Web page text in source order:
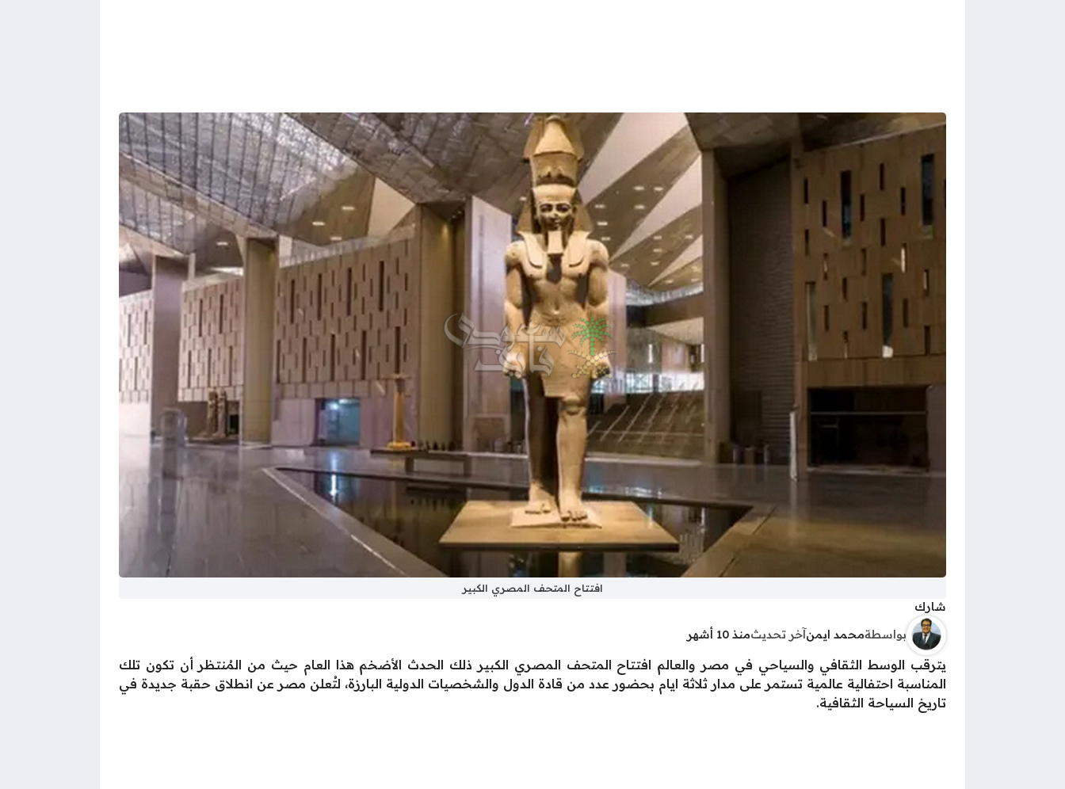
افتتاح المتحف المصري الكبير
شارك
بواسطةمحمد ايمن آخر تحديثمنذ 10 أشهر
يترقب الوسط الثقافي والسياحي في مصر والعالم افتتاح المتحف المصري الكبير ذلك الحدث الأضخم هذا العام حيث من المُنتظر أن تكون تلك
المناسبة احتفالية عالمية تستمر على مدار ثلاثة ايام بحضور عدد من قادة الدول والشخصيات الدولية البارزة، لتُعلن مصر عن انطلاق حقبة جديدة في
تاريخ السياحة الثقافية.